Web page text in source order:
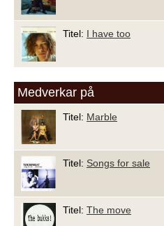
Titel: I have too
Medverkar på
Titel: Marble
Titel: Songs for sale
Titel: The move